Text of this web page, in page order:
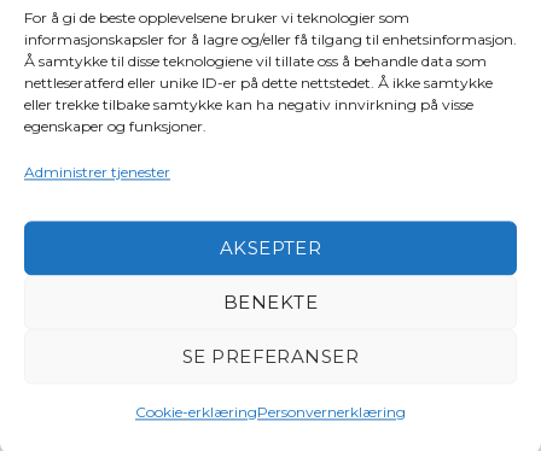
For å gi de beste opplevelsene bruker vi teknologier som
informasjonskapsler for å lagre og/eller få tilgang til enhetsinformasjon.
Å samtykke til disse teknologiene vil tillate oss å behandle data som
nettleseratferd eller unike ID-er på dette nettstedet. Å ikke samtykke
eller trekke tilbake samtykke kan ha negativ innvirkning på visse
egenskaper og funksjoner.
Administrer tjenester
AKSEPTER
BENEKTE
SE PREFERANSER
Cookie-erklæringPersonvernerklæring
Båttips(7)
Bestumkilen
(26)
Miljøhjørnet(18)
Nasjonal Maritim Sikkerhetsdag
Nyheter(251)
Regioner
Sjøsikkerhet – våre viktige saker
(32)